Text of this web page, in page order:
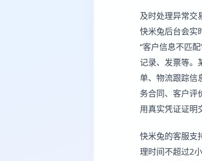
及时处理异常交
快米兔后台会实
“客户信息不匹
记录、发票等。
单、物流跟踪信
务合同、客户评
用真实凭证证明
快米兔的客服支
理时间不超过2